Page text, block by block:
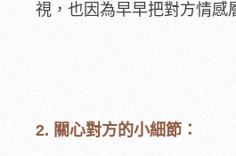
視，也因為早早把對方情感
2. 關心對方的小細節：